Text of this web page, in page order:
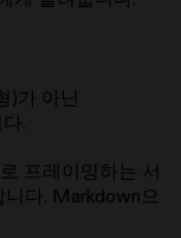
)가 아닌
.
프레이밍하는 서
다. Markdown으